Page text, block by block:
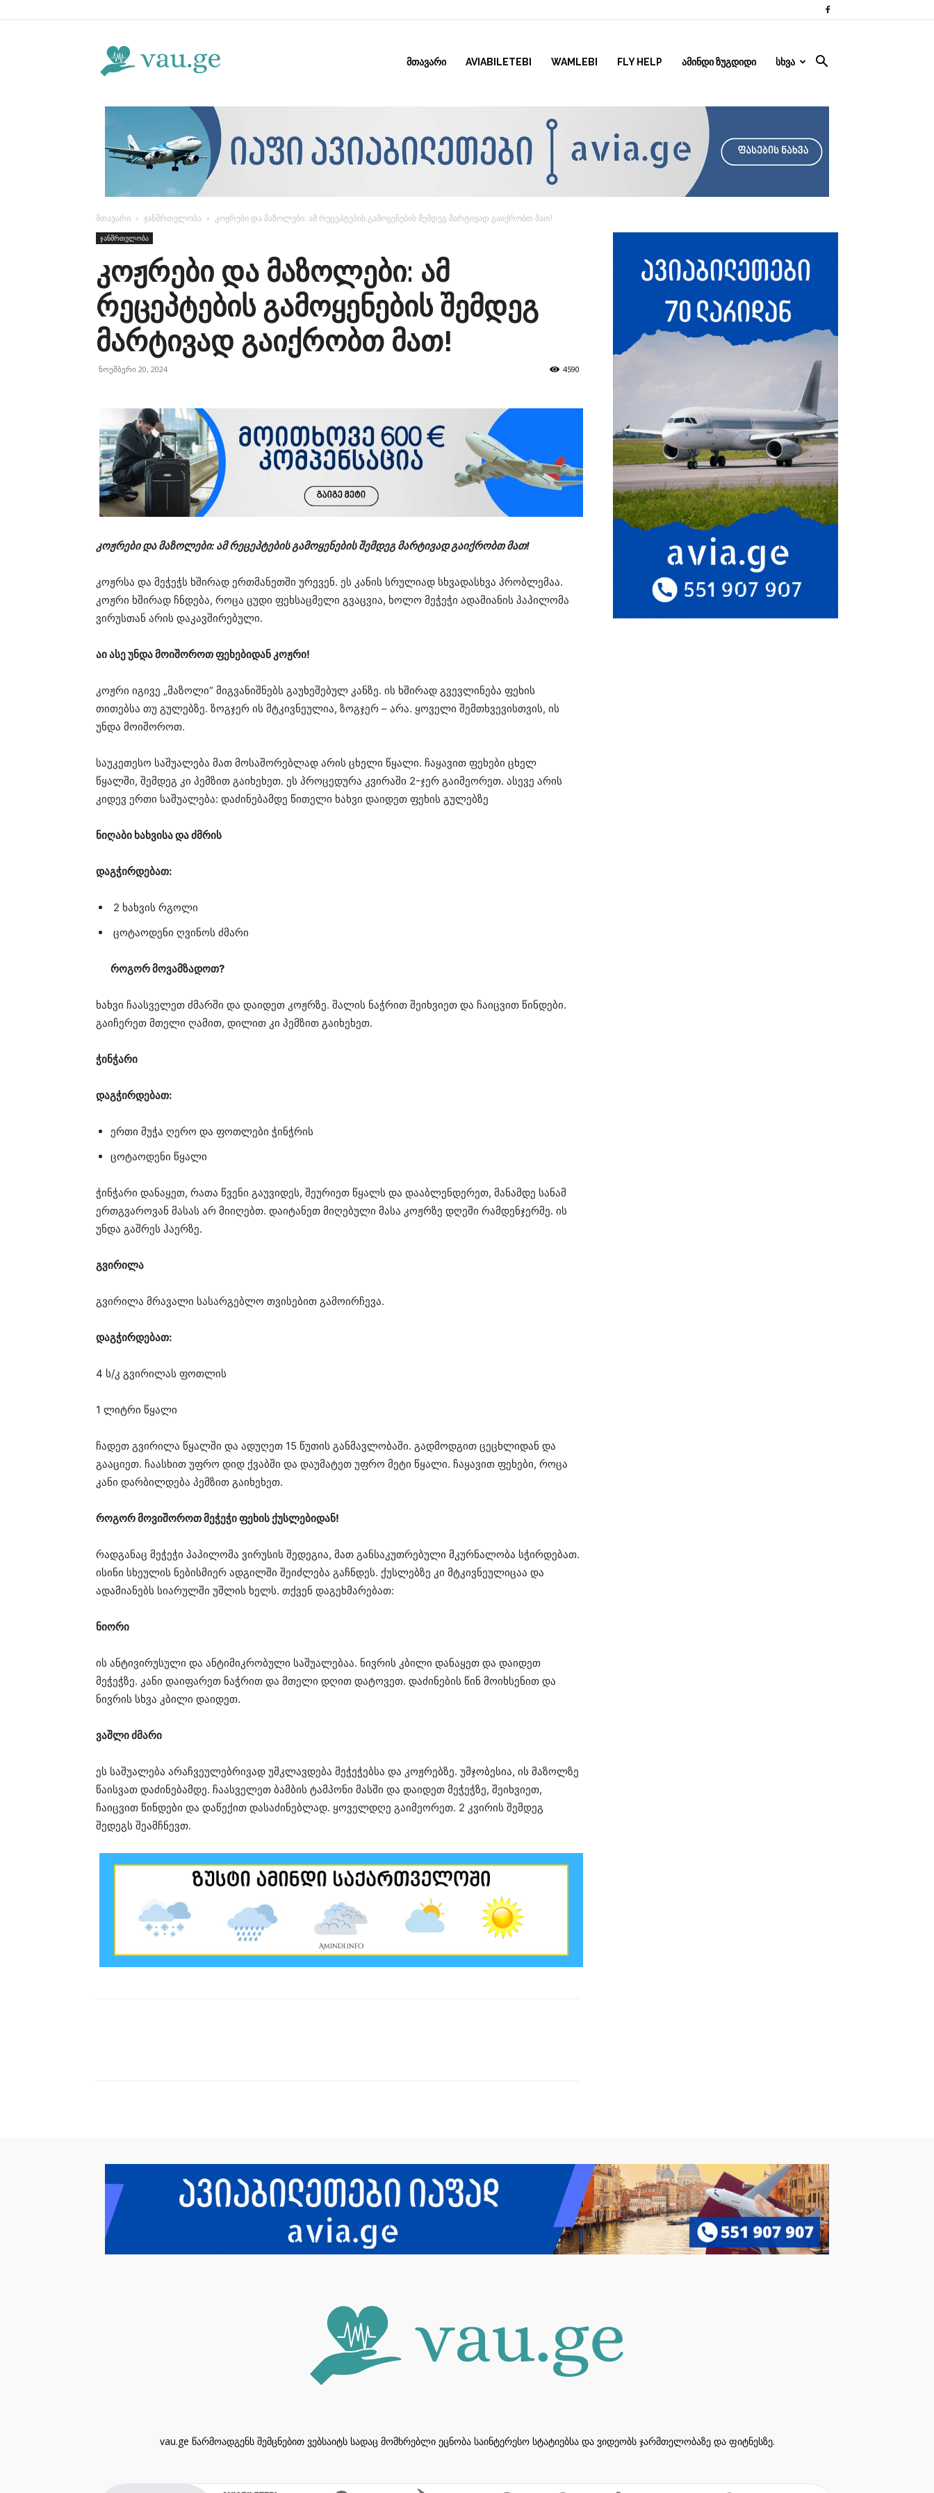
ᲛᲗᲐᲕᲐᲠᲘ AVIABILETEBI WAMLEBI FLY HELP ᲐᲛᲘᲜᲓᲘ ᲖᲣᲒᲓᲘᲓᲘ ᲡᲮᲕᲐ
მთავარი ჯანმრთელობა კოჟრები და მაზოლები: ამ რეცეპტების გამოყენების შემდეგ მარტივად გაიქრობთ მათ!
ჯანმრთელობა
კოჟრები და მაზოლები: ამ
რეცეპტების გამოყენების შემდეგ
მარტივად გაიქრობთ მათ!
ნოემბერი 20, 2024 4590
კოჟრები და მაზოლები: ამ რეცეპტების გამოყენების შემდეგ მარტივად გაიქრობთ მათ!
კოჟრსა და მეჭეჭს ხშირად ერთმანეთში ურევენ. ეს კანის სრულიად სხვადასხვა პრობლემაა.
კოჟრი ხშირად ჩნდება, როცა ცუდი ფეხსაცმელი გვაცვია, ხოლო მეჭეჭი ადამიანის პაპილომა
ვირუსთან არის დაკავშირებული.
აი ასე უნდა მოიშოროთ ფეხებიდან კოჟრი!
კოჟრი იგივე „მაზოლი“ მიგვანიშნებს გაუხეშებულ კანზე. ის ხშირად გვევლინება ფეხის
თითებსა თუ გულებზე. ზოგჯერ ის მტკივნეულია, ზოგჯერ – არა. ყოველი შემთხვევისთვის, ის
უნდა მოიშოროთ.
საუკეთესო საშუალება მათ მოსაშორებლად არის ცხელი წყალი. ჩაყავით ფეხები ცხელ
წყალში, შემდეგ კი პემზით გაიხეხეთ. ეს პროცედურა კვირაში 2-ჯერ გაიმეორეთ. ასევე არის
კიდევ ერთი საშუალება: დაძინებამდე წითელი ხახვი დაიდეთ ფეხის გულებზე
ნიღაბი ხახვისა და ძმრის
დაგჭირდებათ:
2 ხახვის რგოლი
ცოტაოდენი ღვინოს ძმარი
როგორ მოვამზადოთ?
ხახვი ჩაასველეთ ძმარში და დაიდეთ კოჟრზე. შალის ნაჭრით შეიხვიეთ და ჩაიცვით წინდები.
გაიჩერეთ მთელი ღამით, დილით კი პემზით გაიხეხეთ.
ჭინჭარი
დაგჭირდებათ:
ერთი მუჭა ღერო და ფოთლები ჭინჭრის
ცოტაოდენი წყალი
ჭინჭარი დანაყეთ, რათა წვენი გაუვიდეს, შეურიეთ წყალს და დააბლენდერეთ, მანამდე სანამ
ერთგვაროვან მასას არ მიიღებთ. დაიტანეთ მიღებული მასა კოჟრზე დღეში რამდენჯერმე. ის
უნდა გაშრეს ჰაერზე.
გვირილა
გვირილა მრავალი სასარგებლო თვისებით გამოირჩევა.
დაგჭირდებათ:
4 ს/კ გვირილას ფოთლის
1 ლიტრი წყალი
ჩადეთ გვირილა წყალში და ადუღეთ 15 წუთის განმავლობაში. გადმოდგით ცეცხლიდან და
გააციეთ. ჩაასხით უფრო დიდ ქვაბში და დაუმატეთ უფრო მეტი წყალი. ჩაყავით ფეხები, როცა
კანი დარბილდება პემზით გაიხეხეთ.
როგორ მოვიშოროთ მეჭეჭი ფეხის ქუსლებიდან!
რადგანაც მეჭეჭი პაპილომა ვირუსის შედეგია, მათ განსაკუთრებული მკურნალობა სჭირდებათ.
ისინი სხეულის ნებისმიერ ადგილში შეიძლება გაჩნდეს. ქუსლებზე კი მტკივნეულიცაა და
ადამიანებს სიარულში უშლის ხელს. თქვენ დაგეხმარებათ:
ნიორი
ის ანტივირუსული და ანტიმიკრობული საშუალებაა. ნივრის კბილი დანაყეთ და დაიდეთ
მეჭეჭზე. კანი დაიფარეთ ნაჭრით და მთელი დღით დატოვეთ. დაძინების წინ მოიხსენით და
ნივრის სხვა კბილი დაიდეთ.
ვაშლი ძმარი
ეს საშუალება არაჩვეულებრივად უმკლავდება მეჭეჭებსა და კოჟრებზე. უმჯობესია, ის მაზოლზე
წაისვათ დაძინებამდე. ჩაასველეთ ბამბის ტამპონი მასში და დაიდეთ მეჭეჭზე, შეიხვიეთ,
ჩაიცვით წინდები და დაწექით დასაძინებლად. ყოველდღე გაიმეორეთ. 2 კვირის შემდეგ
შედეგს შეამჩნევთ.
vau.ge წარმოადგენს შემცნებით ვებსაიტს სადაც მომხრებლი ეცნობა საინტერესო სტატიებსა და ვიდეობს ჯარმთელობაზე და ფიტნესზე.